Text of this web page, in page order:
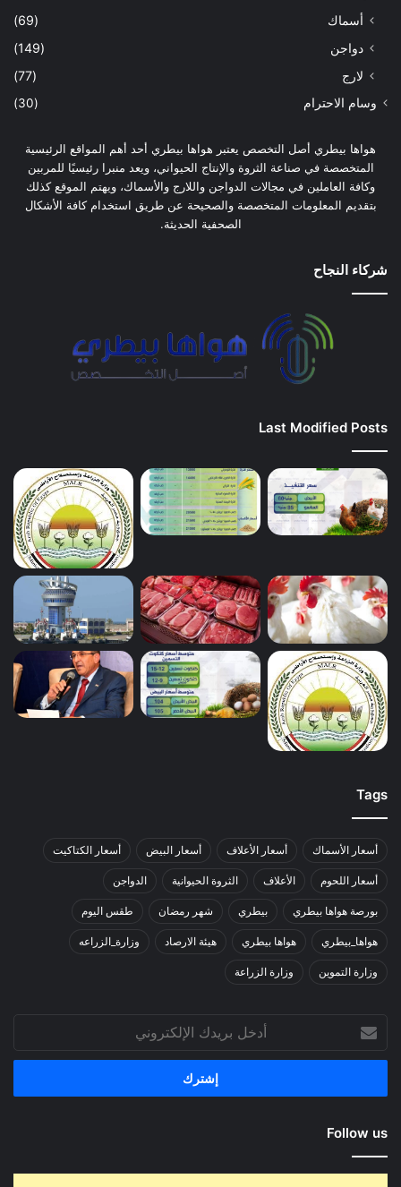
أسماك
(69)
دواجن
(149)
لارج
(77)
وسام الاحترام (30)
هواها بيطري أصل التخصص يعتبر هواها بيطري أحد أهم المواقع الرئيسية
المتخصصة في صناعة الثروة والإنتاج الحيواني، ويعد منبرا رئيسيًا للمربين
وكافة العاملين في مجالات الدواجن واللارج والأسماك، ويهتم الموقع كذلك
بتقديم المعلومات المتخصصة والصحيحة عن طريق استخدام كافة الأشكال
الصحفية الحديثة.
شركاء النجاح
Last Modified Posts
Tags
أسعار الأسماك أسعار الأعلاف أسعار البيض أسعار الكتاكيت
أسعار اللحوم الأعلاف الثروة الحيوانية الدواجن
بورصة هواها بيطري بيطري شهر رمضان طقس اليوم
هواها_بيطري هواها بيطري هيئة الارصاد وزارة_الزراعه
وزارة التموين وزارة الزراعة
أدخل
بريدك
الإلكتروني
Follow us